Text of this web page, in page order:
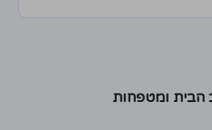
הבית ומטפחות